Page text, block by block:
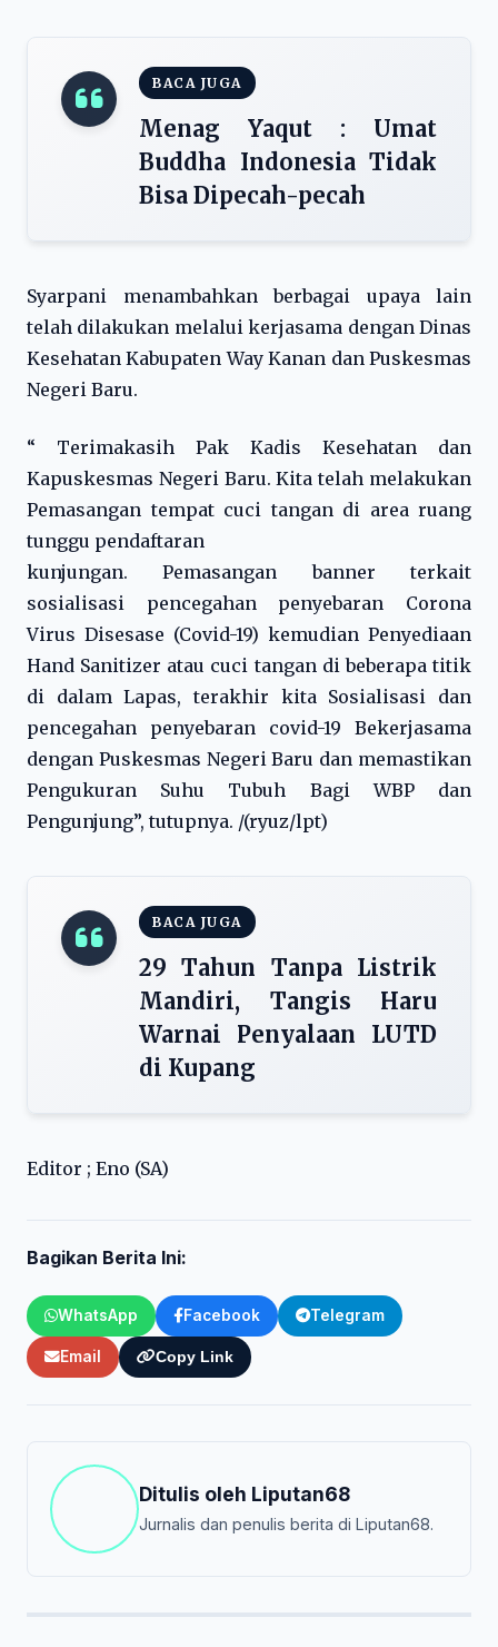
BACA JUGA
Menag Yaqut : Umat
Buddha Indonesia Tidak
Bisa Dipecah-pecah
Syarpani menambahkan berbagai upaya lain
telah dilakukan melalui kerjasama dengan Dinas
Kesehatan Kabupaten Way Kanan dan Puskesmas
Negeri Baru.
“ Terimakasih Pak Kadis Kesehatan dan
Kapuskesmas Negeri Baru. Kita telah melakukan
Pemasangan tempat cuci tangan di area ruang
tunggu pendaftaran
kunjungan. Pemasangan banner terkait
sosialisasi pencegahan penyebaran Corona
Virus Disesase (Covid-19) kemudian Penyediaan
Hand Sanitizer atau cuci tangan di beberapa titik
di dalam Lapas, terakhir kita Sosialisasi dan
pencegahan penyebaran covid-19 Bekerjasama
dengan Puskesmas Negeri Baru dan memastikan
Pengukuran Suhu Tubuh Bagi WBP dan
Pengunjung”, tutupnya. /(ryuz/lpt)
BACA JUGA
29 Tahun Tanpa Listrik
Mandiri, Tangis Haru
Warnai Penyalaan LUTD
di Kupang
Editor ; Eno (SA)
Bagikan Berita Ini:
WhatsApp Facebook Telegram
Email Copy Link
Ditulis oleh Liputan68
Jurnalis dan penulis berita di Liputan68.